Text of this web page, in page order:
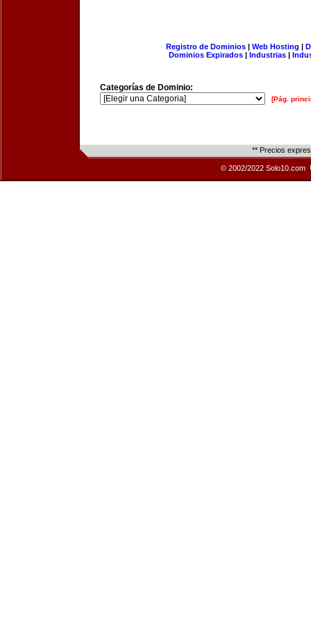
Registro de Dominios| Web Hosting |
Dominios Expirados | Industrias |
Categorías de Dominio:
[Pág.
** Precios
© 2002/2022 Solo10.com